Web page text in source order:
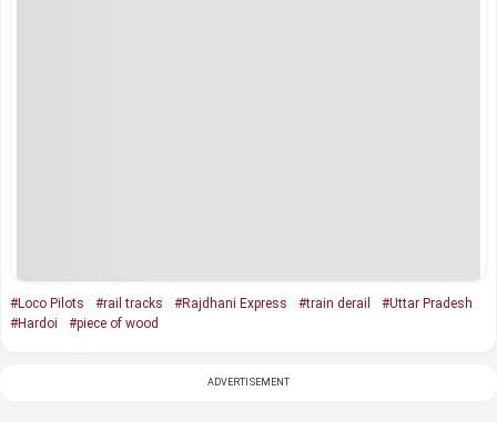
#Loco Pilots #rail tracks #Rajdhani Express #train derail
#Uttar Pradesh
#Hardoi
#piece of wood
ADVERTISEMENT